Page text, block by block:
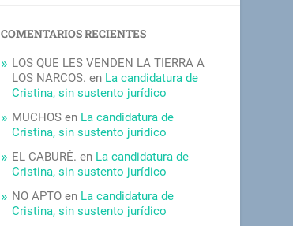
COMENTARIOS RECIENTES
LOS QUE LES VENDEN LA TIERRA A
LOS NARCOS. en La candidatura de
Cristina, sin sustento jurídico
MUCHOS en La candidatura de
Cristina, sin sustento jurídico
EL CABURÉ. en La candidatura de
Cristina, sin sustento jurídico
NO APTO en La candidatura de
Cristina, sin sustento jurídico